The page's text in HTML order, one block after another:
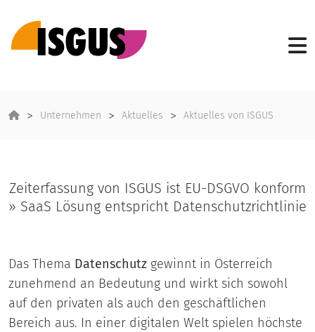
Unternehmen Aktuelles Aktuelles von ISGUS
Zeiterfassung von ISGUS ist EU-DSGVO konform
» SaaS Lösung entspricht Datenschutzrichtlinie
Das Thema Datenschutz gewinnt in Österreich
zunehmend an Bedeutung und wirkt sich sowohl
auf den privaten als auch den geschäftlichen
Bereich aus. In einer digitalen Welt spielen höchste